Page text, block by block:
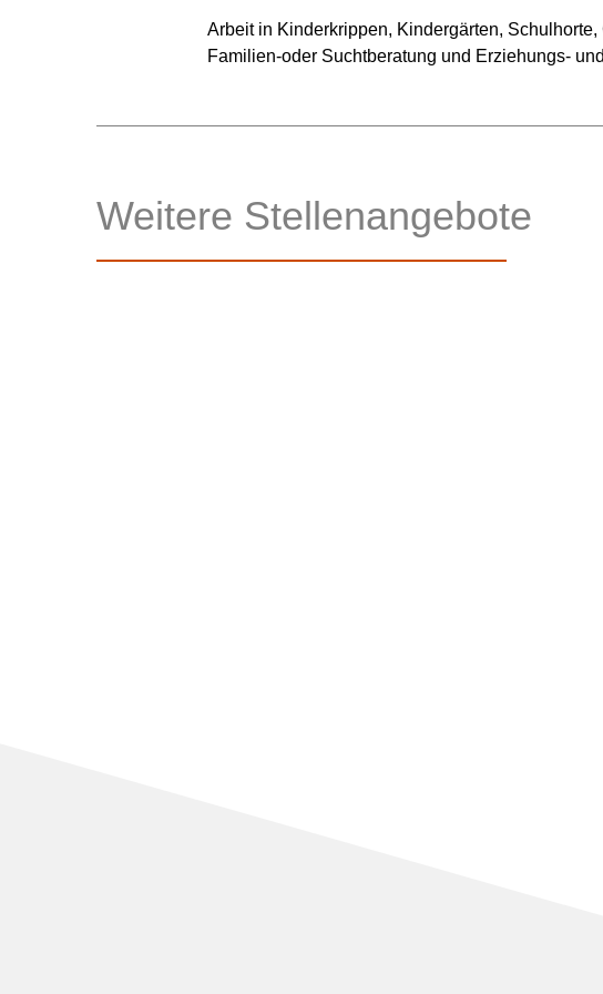
Arbeit in Kinderkrippen, Kindergärten,
Familien-oder Suchtberatung und Erziehungs-
Weitere Stellenangebote